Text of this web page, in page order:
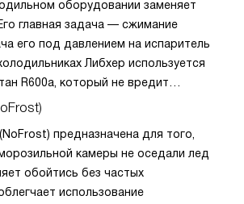
оборудовании заменяет
главная задача — сжимание
его под давлением на испаритель
Либхер используется
R600a, который не вредит
Компрессор перегоняет его
контуру по принципу насоса. Чем
прибора, тем качественнее
охлаждение, затрачивается
предназначена для того,
камеры не оседали лед
обойтись без частых
использование